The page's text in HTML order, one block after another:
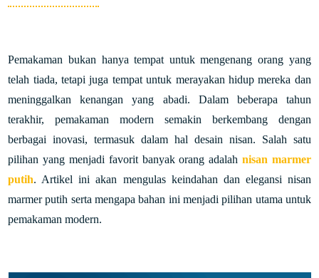
Pemakaman bukan hanya tempat untuk mengenang orang yang
telah tiada, tetapi juga tempat untuk merayakan hidup mereka dan
meninggalkan kenangan yang abadi. Dalam beberapa tahun
terakhir, pemakaman modern semakin berkembang dengan
berbagai inovasi, termasuk dalam hal desain nisan. Salah satu
pilihan yang menjadi favorit banyak orang adalah nisan marmer
putih. Artikel ini akan mengulas keindahan dan elegansi nisan
marmer putih serta mengapa bahan ini menjadi pilihan utama untuk
pemakaman modern.